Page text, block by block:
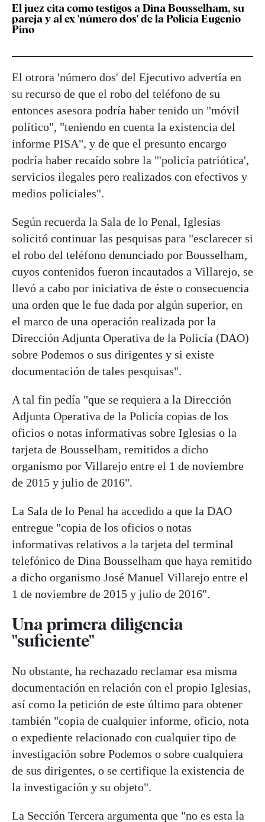
El juez cita como testigos a Dina Bousselham, su
pareja y al ex 'número dos' de la Policía Eugenio
Pino
El otrora 'número dos' del Ejecutivo advertía en
su recurso de que el robo del teléfono de su
entonces asesora podría haber tenido un "móvil
político", "teniendo en cuenta la existencia del
informe PISA", y de que el presunto encargo
podría haber recaído sobre la "'policía patriótica',
servicios ilegales pero realizados con efectivos y
medios policiales".
Según recuerda la Sala de lo Penal, Iglesias
solicitó continuar las pesquisas para "esclarecer si
el robo del teléfono denunciado por Bousselham,
cuyos contenidos fueron incautados a Villarejo, se
llevó a cabo por iniciativa de éste o consecuencia
una orden que le fue dada por algún superior, en
el marco de una operación realizada por la
Dirección Adjunta Operativa de la Policía (DAO)
sobre Podemos o sus dirigentes y si existe
documentación de tales pesquisas".
A tal fin pedía "que se requiera a la Dirección
Adjunta Operativa de la Policía copias de los
oficios o notas informativas sobre Iglesias o la
tarjeta de Bousselham, remitidos a dicho
organismo por Villarejo entre el 1 de noviembre
de 2015 y julio de 2016".
La Sala de lo Penal ha accedido a que la DAO
entregue "copia de los oficios o notas
informativas relativos a la tarjeta del terminal
telefónico de Dina Bousselham que haya remitido
a dicho organismo José Manuel Villarejo entre el
1 de noviembre de 2015 y julio de 2016".
Una primera diligencia
"suficiente"
No obstante, ha rechazado reclamar esa misma
documentación en relación con el propio Iglesias,
así como la petición de este último para obtener
también "copia de cualquier informe, oficio, nota
o expediente relacionado con cualquier tipo de
investigación sobre Podemos o sobre cualquiera
de sus dirigentes, o se certifique la existencia de
la investigación y su objeto".
La Sección Tercera argumenta que "no es esta la